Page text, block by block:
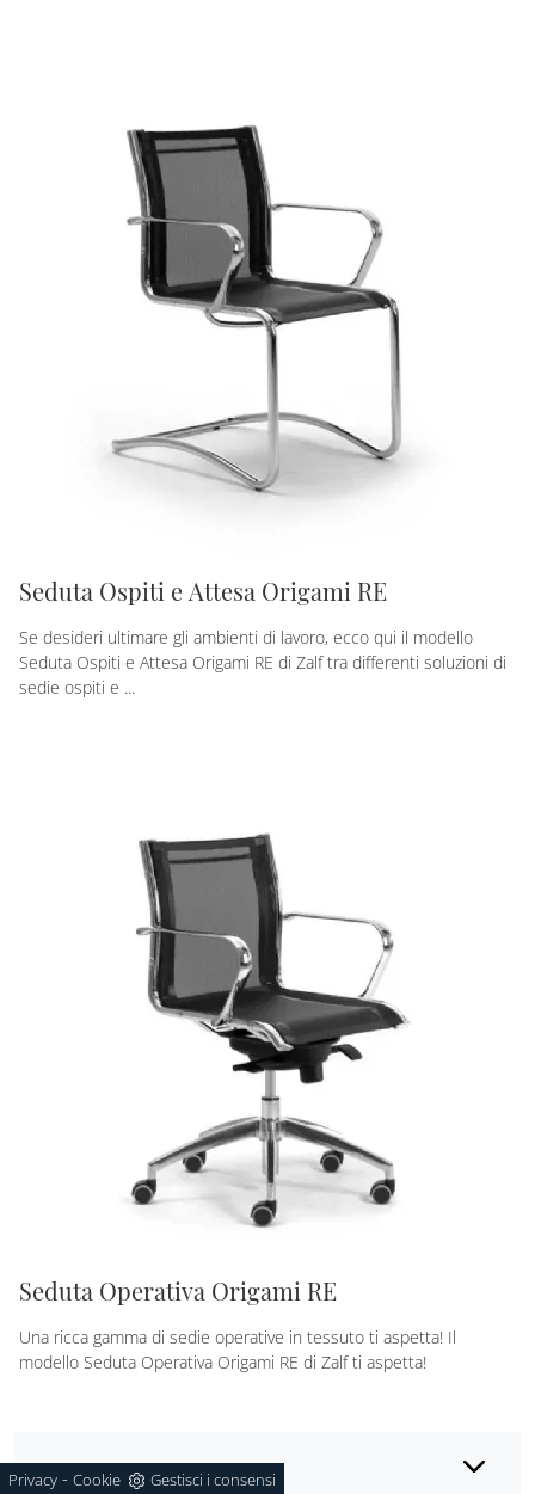
Marca
Seduta Ospiti e Attesa Origami RE
Se desideri ultimare gli ambienti di lavoro, ecco qui il modello
Seduta Ospiti e Attesa Origami RE di Zalf tra differenti soluzioni di
sedie ospiti e ...
Seduta Operativa Origami RE
Una ricca gamma di sedie operative in tessuto ti aspetta! Il
modello Seduta Operativa Origami RE di Zalf ti aspetta!
Privacy - Cookie Gestisci i consensi